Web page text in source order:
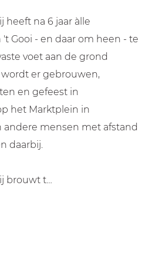
heeft na 6 jaar àlle
Gooi - en daar om heen - te
voet aan de grond
wordt er gebrouwen,
en gefeest in
het Marktplein in
andere mensen met afstand
daarbij.
brouwt t…